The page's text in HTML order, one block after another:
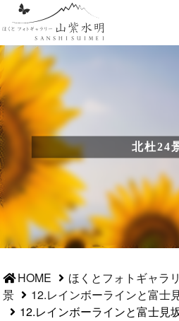
北杜24
HOME ほくとフォトギャラ
景
12.レインボーラインと富士
12.レインボーラインと富士見